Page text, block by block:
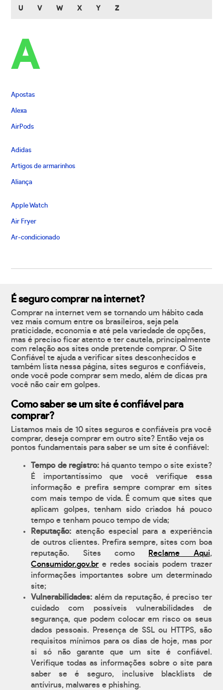
U V W X Y Z
A
Apostas
Alexa
AirPods
Adidas
Artigos de armarinhos
Aliança
Apple Watch
Air Fryer
Ar-condicionado
É seguro comprar na internet?
Comprar na internet vem se tornando um hábito cada
vez mais comum entre os brasileiros, seja pela
praticidade, economia e até pela variedade de opções,
mas é preciso ficar atento e ter cautela, principalmente
com relação aos sites onde pretende comprar. O Site
Confiável te ajuda a verificar sites desconhecidos e
também lista nessa página, sites seguros e confiáveis,
onde você pode comprar sem medo, além de dicas pra
você não cair em golpes.
Como saber se um site é confiável para
comprar?
Listamos mais de 10 sites seguros e confiáveis pra você
comprar, deseja comprar em outro site? Então veja os
pontos fundamentais para saber se um site é confiável:
Tempo de registro:há quanto tempo o site existe?
É importantíssimo que você verifique essa
informação e prefira sempre comprar em sites
com mais tempo de vida. É comum que sites que
aplicam golpes, tenham sido criados há pouco
tempo e tenham pouco tempo de vida;
Reputação: atenção especial para a experiência
de outros clientes. Prefira sempre, sites com boa
reputação. Sites como
Reclame Aqui,
Consumidor.gov.br e redes sociais podem trazer
informações importantes sobre um determinado
site;
Vulnerabilidades: além da reputação, é preciso ter
cuidado com possíveis vulnerabilidades de
segurança, que podem colocar em risco os seus
dados pessoais. Presença de SSL ou HTTPS, são
requisitos mínimos para os dias de hoje, mas por
si só não garante que um site é confiável.
Verifique todas as informações sobre o site para
saber se é seguro, inclusive blacklists de
antívirus, malwares e phishing.